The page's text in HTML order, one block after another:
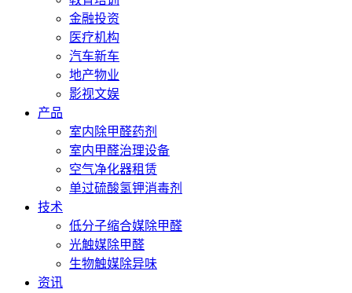
金融投资
医疗机构
汽车新车
地产物业
影视文娱
产品
室内除甲醛药剂
室内甲醛治理设备
空气净化器租赁
单过硫酸氢钾消毒剂
技术
低分子缩合媒除甲醛
光触媒除甲醛
生物触媒除异味
资讯